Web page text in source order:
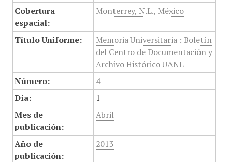
Cobertura
espacial:
Monterrey, N.L., México
Título Uniforme:
Memoria Universitaria : Boletín
del Centro de Documentación y
Archivo Histórico UANL
Número:
4
Día:
1
Mes de
publicación:
Abril
Año de
publicación:
2013